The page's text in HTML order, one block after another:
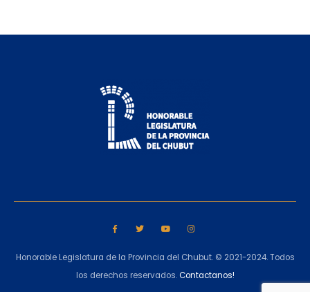
Honorable Legislatura de la Provincia del Chubut. © 2021-2024. Todos
los derechos reservados.Contactanos!